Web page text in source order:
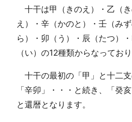
十干は甲（きのえ）・乙（
え）・辛（かのと）・壬（み
ら）・卯（う）・辰（たつ）
（い）の12種類からなってお
十干の最初の「甲」と十二支
「辛卯」・・・と続き、「癸
と還暦となります。